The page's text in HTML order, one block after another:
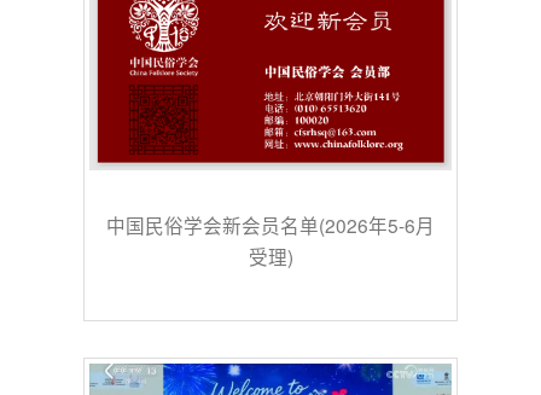
中国民俗学会新会员名单(2026年5-6月
受理)